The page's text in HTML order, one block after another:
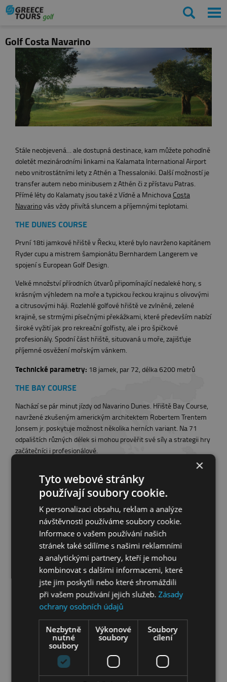
Golf Costa Navarino
Stále neobjevená… ale dostupná destinace, kam můžete pohodlně
doletět mezinárodními linkami na Kalamata International Airport
nebo vnitrostátními lety z Athén a Thessaloniki. Další možností je
transfer autem nebo minibusem z Athén či z přístavu Patras.
Přímé léty do Kalamaty jsou také z Vídně a Mnichova Costa
Navarinovás vždy přivítá sluncem a příjemnými teplotami.
THE DUNES COURSE
První 18ti jamkové hřiště v Řecku, které bylo navrženo kapitánem
Ryder cupu a mistrem šampionátu Bernhardem Langerem ve
spojení s European Golf Design.
Velké množství přírodních útvarů připomínající nedaleké hory, s
krásným výhledem na moře a typickou řeckou krajinu s olivovými
a citrusovými háji. Rozlehlé golfové hřiště ve zvlněné, zelené
krajině, se strmými písečnými překážkami, které především nabízí
široké vyžití jak pro rekreační golfisty, ale i pro špičkové
profesionály. Spodní část hřiště, situovaná u moře, zajišťuje
příjemné osvěžení mořským vánkem.
Technické parametry: 18 jamek, par 72, délka 6200 metrů
THE BAY COURSE
Nachází se pár minut jízdy od Navarino Dunes. Hřiště Bay Course,
navržené zkušeným americkým architektem Robertem Trentem
Jonsem jr. poskytuje možnost několika herních variant. Na 71
odpalištích různých délek si mohou prověřit své síly a strategii hry
začátečníci i profesionálové.
Okolní hory a hlavně moře tvoří skutečně výjimečnou scenérii. Hra
v kaňonu i pohled na okolní háje nabízí úchvatný kontrast mezi
drsnou a uklidňující krajinou. Vyjímečné místo spojující úžasný
výhled na moře, hory a historický záliv Navarino zajišťuje
nezapomenutelné zážitky.
Technické parametry:18 jamek, par 71, délka 5760 metrů
NAVARINO HILLS
V jedinečné přírodní oblasti byl na rozloze 500 hektarů vybudován
areál se dvěma 18jamkovými hřišti, která jsou označována za
nejnovější golfový objev v Evropě. K jejich atraktivitě nesporně
přispívá, že byla navržena legendou Ryder Cupu José María
Olazábalem v téměř panenské přírodě. Celý areál, včetně skvěle
vybavené moderní golfové klubovny od českého architekta L.
Zemana, je úžasně zasazený do krajiny nad legendárním zálivem
Costa Navarino. Nabízí nevšední zážitek ze hry s
nezapomenutelnými panoramatickými výhledy do okolí a na
tyrkysové Jónské moře.
×
Tyto webové stránky
používají soubory cookie.
K personalizaci obsahu, reklam a analýze
návštěvnosti používáme soubory cookie.
Informace o vašem používání našich
stránek také sdílíme s našimi reklamními
a analytickými partnery, kteří je mohou
kombinovat s dalšími informacemi, které
jste jim poskytli nebo které shromáždili
při vašem používání jejich služeb.Zásady
ochrany osobních údajů
Nezbytně
nutné
soubory
Výkonové
soubory
Soubory
cílení